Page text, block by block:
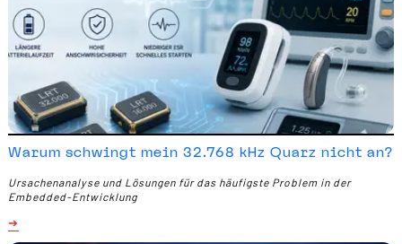
Warum schwingt mein 32.768 kHz Quarz nicht an?
Ursachenanalyse und Lösungen für das häufigste Problem in der
Embedded-Entwicklung